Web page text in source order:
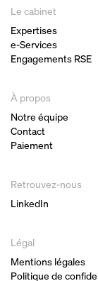
Le cabinet
Expertises
e-Services
Engagements RSE
À propos
Notre équipe
Contact
Paiement
Retrouvez-nous
LinkedIn
Légal
Mentions légales
Politique de